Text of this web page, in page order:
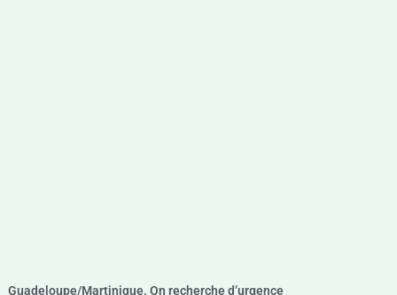
Guadeloupe/Martinique. On recherche d’urgence